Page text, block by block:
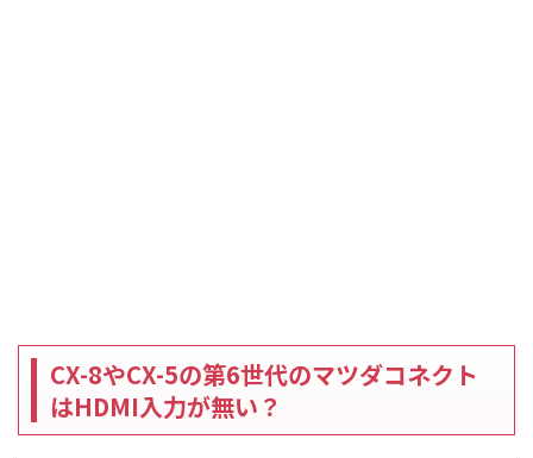
CX-8やCX-5の第6世代のマツダコネクト
はHDMI入力が無い？